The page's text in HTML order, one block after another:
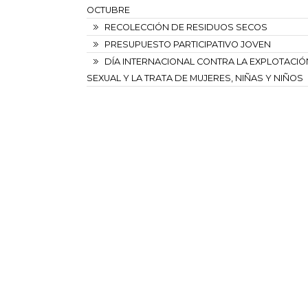
OCTUBRE
RECOLECCIÓN DE RESIDUOS SECOS
PRESUPUESTO PARTICIPATIVO JOVEN
DÍA INTERNACIONAL CONTRA LA
SEXUAL Y LA TRATA DE MUJERES, NIÑAS Y NIÑOS